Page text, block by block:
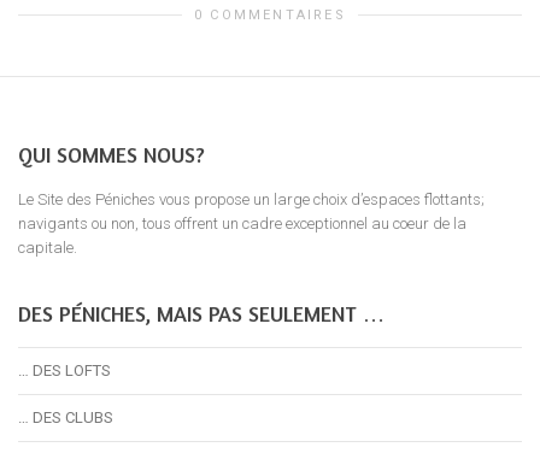
0 COMMENTAIRES
QUI SOMMES NOUS?
Le Site des Péniches vous propose un large choix d’espaces flottants;
navigants ou non, tous offrent un cadre exceptionnel au coeur de la
capitale.
DES PÉNICHES, MAIS PAS SEULEMENT …
… DES LOFTS
… DES CLUBS